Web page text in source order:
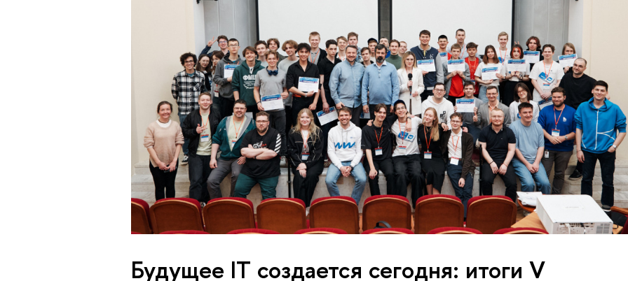
Будущее IT создается сегодня: итоги V